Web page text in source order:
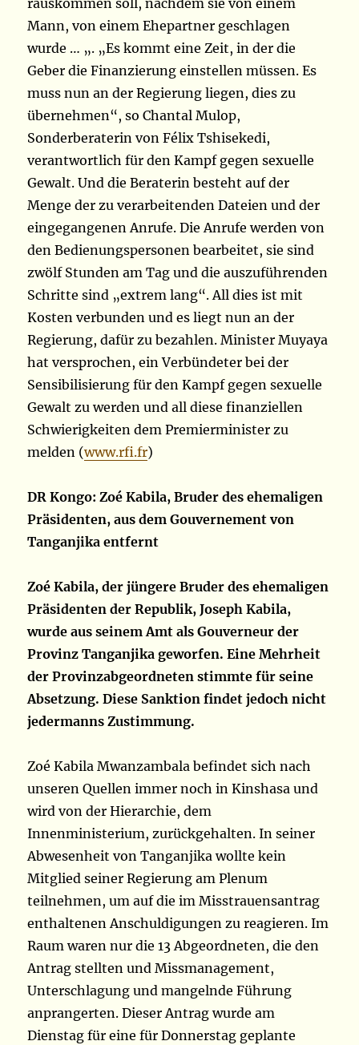
rauskommen soll, nachdem sie von einem
Mann, von einem Ehepartner geschlagen
wurde … „. „Es kommt eine Zeit, in der die
Geber die Finanzierung einstellen müssen. Es
muss nun an der Regierung liegen, dies zu
übernehmen“, so Chantal Mulop,
Sonderberaterin von Félix Tshisekedi,
verantwortlich für den Kampf gegen sexuelle
Gewalt. Und die Beraterin besteht auf der
Menge der zu verarbeitenden Dateien und der
eingegangenen Anrufe. Die Anrufe werden von
den Bedienungspersonen bearbeitet, sie sind
zwölf Stunden am Tag und die auszuführenden
Schritte sind „extrem lang“. All dies ist mit
Kosten verbunden und es liegt nun an der
Regierung, dafür zu bezahlen. Minister Muyaya
hat versprochen, ein Verbündeter bei der
Sensibilisierung für den Kampf gegen sexuelle
Gewalt zu werden und all diese finanziellen
Schwierigkeiten dem Premierminister zu
melden (www.rfi.fr)
DR Kongo: Zoé Kabila, Bruder des ehemaligen
Präsidenten, aus dem Gouvernement von
Tanganjika entfernt
Zoé Kabila, der jüngere Bruder des ehemaligen
Präsidenten der Republik, Joseph Kabila,
wurde aus seinem Amt als Gouverneur der
Provinz Tanganjika geworfen. Eine Mehrheit
der Provinzabgeordneten stimmte für seine
Absetzung. Diese Sanktion findet jedoch nicht
jedermanns Zustimmung.
Zoé Kabila Mwanzambala befindet sich nach
unseren Quellen immer noch in Kinshasa und
wird von der Hierarchie, dem
Innenministerium, zurückgehalten. In seiner
Abwesenheit von Tanganjika wollte kein
Mitglied seiner Regierung am Plenum
teilnehmen, um auf die im Misstrauensantrag
enthaltenen Anschuldigungen zu reagieren. Im
Raum waren nur die 13 Abgeordneten, die den
Antrag stellten und Missmanagement,
Unterschlagung und mangelnde Führung
anprangerten. Dieser Antrag wurde am
Dienstag für eine für Donnerstag geplante